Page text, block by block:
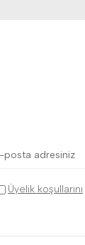
Üyelik koşullarını